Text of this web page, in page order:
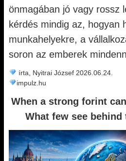
önmagában jó vagy rossz
kérdés mindig az, hogyan
munkahelyekre, a
soron az emberek
írta, Nyitrai József 2026.06.24.
impulz.hu
When a strong forint
What few see behind